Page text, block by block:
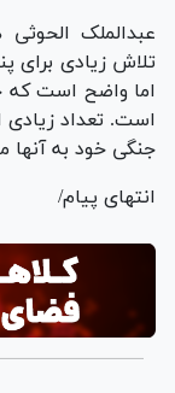
عبدالملک
تلاش زیادی برای
اما واضح است که
است. تعداد
جنگی خود به آنها
انتهای پیام/